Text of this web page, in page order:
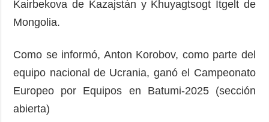
Kairbekova de Kazajstán y Khuyagtsogt Itgelt de
Mongolia.
Como se informó, Anton Korobov, como parte del
equipo nacional de Ucrania, ganó el Campeonato
Europeo por Equipos en Batumi-2025 (sección
abierta)